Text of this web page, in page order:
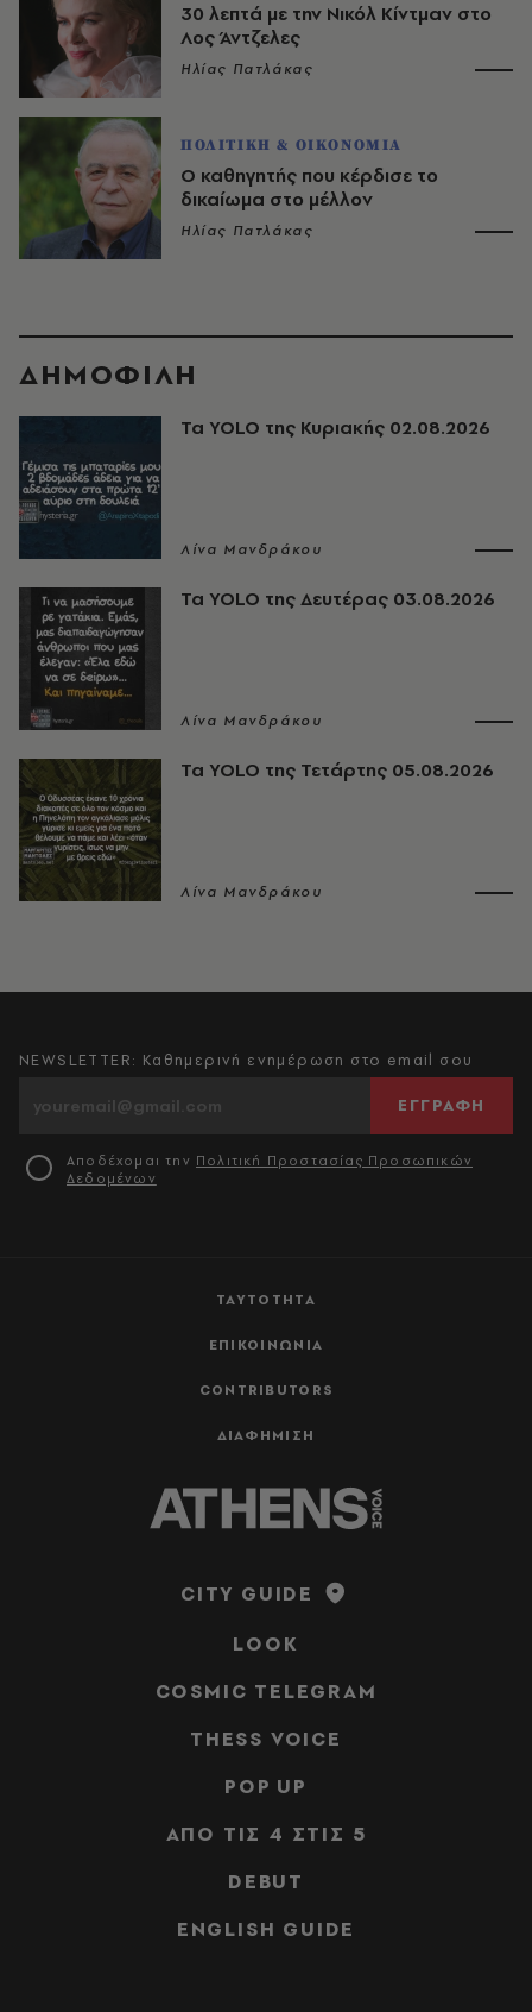
30 λεπτά με την Νικόλ Κίντμαν στο
Λος Άντζελες
Ηλίας Πατλάκας
ΠΟΛΙΤΙΚΗ & ΟΙΚΟΝΟΜΙΑ
Ο καθηγητής που κέρδισε το
δικαίωμα στο μέλλον
Ηλίας Πατλάκας
ΔΗΜΟΦΙΛΗ
Τα YOLO της Κυριακής 02.08.2026
Λίνα Μανδράκου
Τα YOLO της Δευτέρας 03.08.2026
Λίνα Μανδράκου
Τα YOLO της Τετάρτης 05.08.2026
Λίνα Μανδράκου
ΤΑΥΤΟΤΗΤΑ
ΕΠΙΚΟΙΝΩΝΙΑ
CONTRIBUTORS
ΔΙΑΦΗΜΙΣΗ
NEWSLETTER: Καθημερινή ενημέρωση στο email σου
ΕΓΓΡΑΦΗ
Αποδέχομαι την Πολιτική Προστασίας Προσωπικών
Δεδομένων
CITY GUIDE
LOOK
COSMIC TELEGRAM
THESS VOICE
POP UP
ΑΠΟ ΤΙΣ 4 ΣΤΙΣ 5
DEBUT
ENGLISH GUIDE